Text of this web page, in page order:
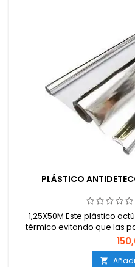
PLÁSTICO
1,25X50M Este plástico
térmico evitando que las
reduciendo al mínimo la
las cámaras
